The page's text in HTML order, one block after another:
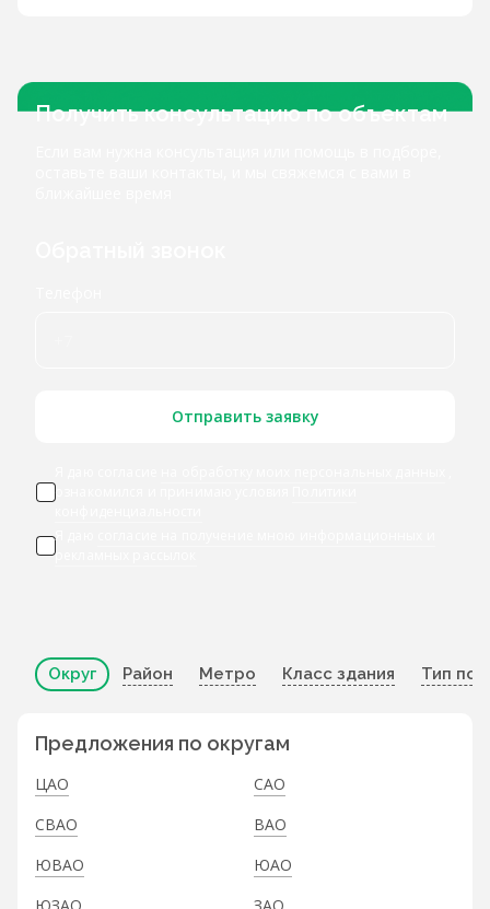
Получить консультацию по объектам
Отправить заявку
ознакомился и принимаю условия
Я даю
рекламных рассылок
Округ Район Метро Класс здания Тип
Предложения по округам
ЦАО
САО
СВАО
ВАО
ЮВАО
ЮАО